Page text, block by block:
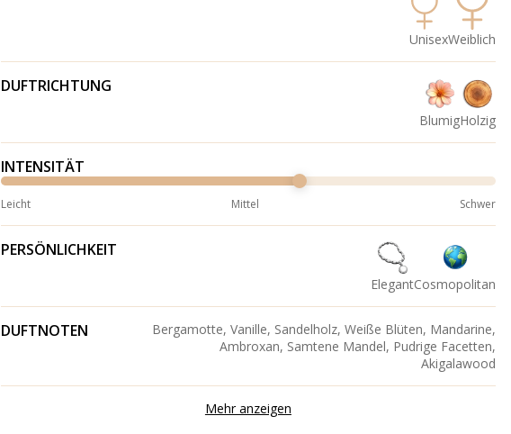
UnisexWeiblich
DUFTRICHTUNG
BlumigHolzig
INTENSITÄT
Leicht Mittel Schwer
PERSÖNLICHKEIT
ElegantCosmopolitan
DUFTNOTEN
Bergamotte, Vanille, Sandelholz, Weiße Blüten, Mandarine,
Ambroxan, Samtene Mandel, Pudrige Facetten,
Akigalawood
Mehr anzeigen